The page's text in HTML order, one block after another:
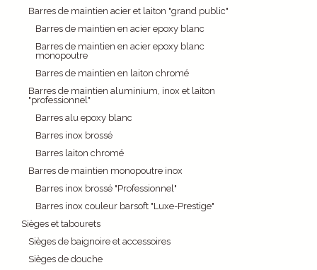
Barres de maintien acier et laiton "grand public"
Barres de maintien en acier epoxy blanc
Barres de maintien en acier epoxy blanc
monopoutre
Barres de maintien en laiton chromé
Barres de maintien aluminium, inox et laiton
"professionnel"
Barres alu epoxy blanc
Barres inox brossé
Barres laiton chromé
Barres de maintien monopoutre inox
Barres inox brossé "Professionnel"
Barres inox couleur barsoft "Luxe-Prestige"
Sièges et tabourets
Sièges de baignoire et accessoires
Sièges de douche